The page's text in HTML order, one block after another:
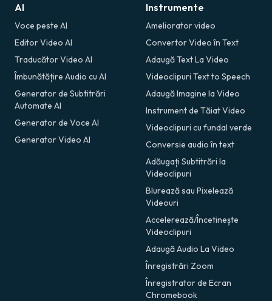
AI
Voce peste AI
Editor Video AI
Traducător Video AI
Îmbunătățire Audio cu AI
Generator de Subtitrări
Automate AI
Generator de Voce AI
Generator Video AI
Instrumente
Ameliorator video
Convertor Video în Text
Adaugă Text La Video
Videoclipuri Text to Speech
Adaugă Imagine la Video
Instrument de Tăiat Video
Videoclipuri cu fundal verde
Conversie audio în text
Adăugați Subtitrări la
Videoclipuri
Blurează sau Pixelează
Videouri
Accelerează/Încetinește
Videoclipuri
Adaugă Audio La Video
Înregistrări Zoom
Înregistrator de Ecran
Chromebook